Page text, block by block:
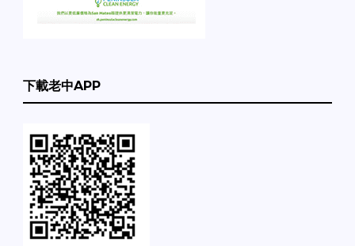
下載老中APP